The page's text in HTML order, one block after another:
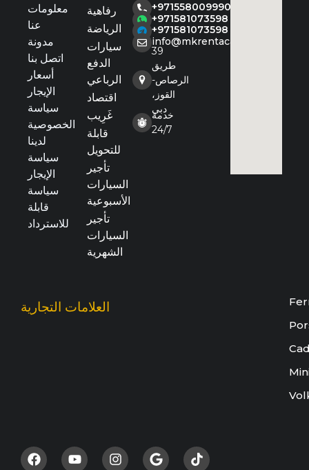
معلومات
عنا
مدونة
اتصل بنا
أسعار
الإيجار
سياسة
الخصوصية
لدينا
سياسة
الإيجار
سياسة
قابلة
للاسترداد
رفاهية
الرياضة
سيارات
الدفع
الرباعي
اقتصاد
غَرِيب
قابلة
للتحويل
تأجير
السيارات
الأسبوعية
تأجير
السيارات
الشهرية
+971558009990
+971581073598
+971581073598
info@mkrentacar.com
39
طريق
الرصاص-
القوز،
دبي
خدمة
24/7
العلامات التجارية